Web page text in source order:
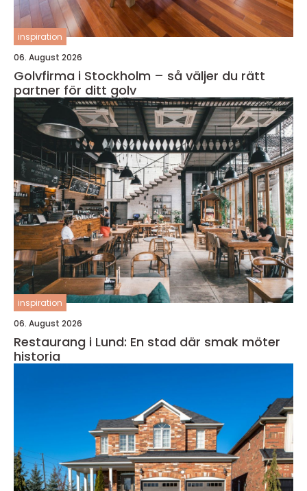
inspiration
06. August 2026
Golvfirma i Stockholm – så väljer du rätt
partner för ditt golv
inspiration
06. August 2026
Restaurang i Lund: En stad där smak möter
historia